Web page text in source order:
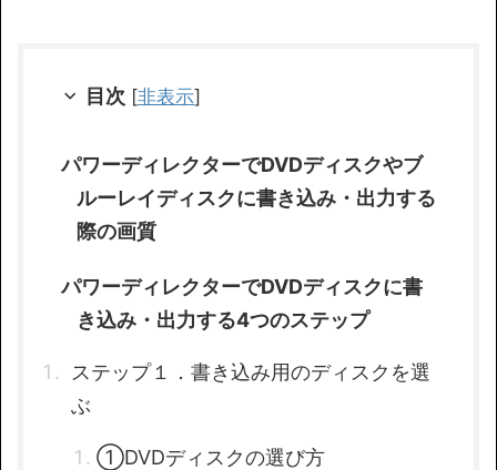
目次 [非表示]
パワーディレクターでDVDディスクやブ
ルーレイディスクに書き込み・出力する
際の画質
パワーディレクターでDVDディスクに書
き込み・出力する4つのステップ
ステップ１．書き込み用のディスクを選
ぶ
①DVDディスクの選び方